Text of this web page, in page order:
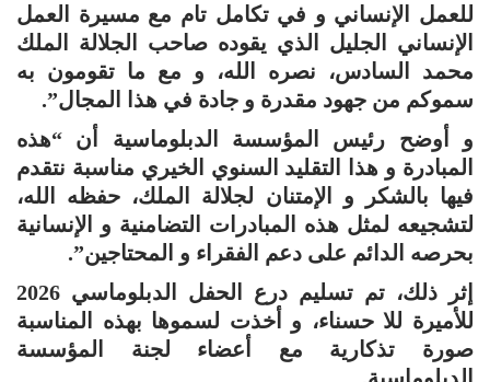
للعمل الإنساني و في تكامل تام مع مسيرة العمل
الإنساني الجليل الذي يقوده صاحب الجلالة الملك
محمد السادس، نصره الله، و مع ما تقومون به
سموكم من جهود مقدرة و جادة في هذا المجال”.
و أوضح رئيس المؤسسة الدبلوماسية أن “هذه
المبادرة و هذا التقليد السنوي الخيري مناسبة نتقدم
فيها بالشكر و الإمتنان لجلالة الملك، حفظه الله،
لتشجيعه لمثل هذه المبادرات التضامنية و الإنسانية
بحرصه الدائم على دعم الفقراء و المحتاجين”.
إثر ذلك، تم تسليم درع الحفل الدبلوماسي 2026
للأميرة للا حسناء، و أخذت لسموها بهذه المناسبة
صورة تذكارية مع أعضاء لجنة المؤسسة